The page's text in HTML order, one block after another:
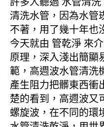
清洗水管，因為水管
不著，用了幾十年也
今天就由 管乾淨 來
原理，深入淺出簡顯
範，高週波水管清洗
產生阻力把髒東西衝
楚的看到，高週波又
螺旋波，在不同的環